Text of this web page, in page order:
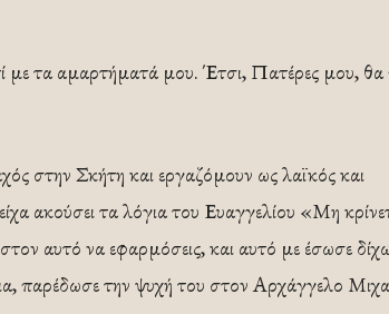
με τα αμαρτήματά μου. Έτσι, Πατέρες μου,
στην Σκήτη και εργαζόμουν ως λαϊκός και
ακούσει τα λόγια του Ευαγγελίου «Μη
αυτό να εφαρμόσεις, και αυτό με έσωσε
παρέδωσε την ψυχή του στον Αρχάγγελο